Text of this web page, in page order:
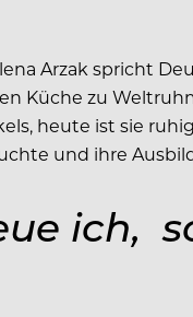
Arzak spricht
Küche zu
heute ist sie
und ihre
ich,